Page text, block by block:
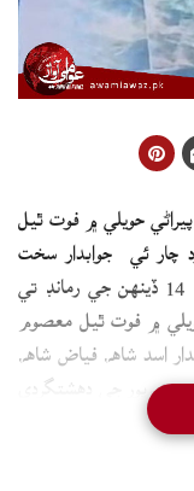
حويلي ۾ فوت ٿيل
چار ئي جوابدار سخت
سيڪيورٽي ۾ دھشتگردي ٽوڙ عدالت ۾ پيش، 14 ڏينهن جي رمانڊ تي
۾ فوت ٿيل معصوم
اسد شاھ، فياض شاھ،
۾ خيرپور جي دھشتگردي
عدالت جي جج چئني
ڪسٽڊي ڪري ڇڏيو، جڏهن ته